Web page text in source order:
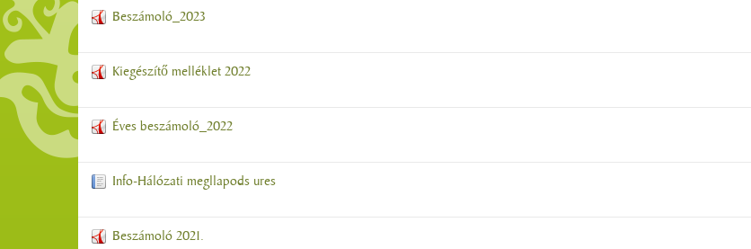
Beszámoló_2023
Kiegészítő melléklet 2022
Éves beszámoló_2022
Info-Hálózati megllapods ures
Beszámoló 2021.